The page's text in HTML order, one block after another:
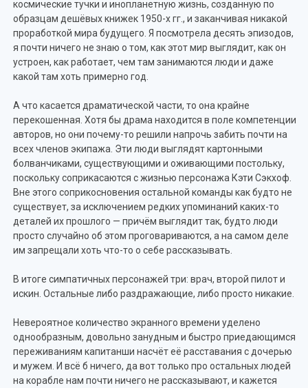
космические тучки и инопланетную жизнь, созданную по
образцам дешёвых книжек 1950-х гг., и заканчивая никакой
проработкой мира будущего. Я посмотрела десять эпизодов,
я почти ничего не знаю о том, как этот мир выглядит, как он
устроен, как работает, чем там занимаются люди и даже
какой там хоть примерно год.
А что касается драматической части, то она крайне
перекошенная. Хотя бы драма находится в поле компетенции
авторов, но они почему-то решили напрочь забить почти на
всех членов экипажа. Эти люди выглядят картонными
болванчиками, существующими и оживающими постольку,
поскольку соприкасаются с жизнью персонажа Кэти Сэкхоф.
Вне этого соприкосновения остальной команды как будто не
существует, за исключением редких упоминаний каких-то
деталей их прошлого — причём выглядит так, будто люди
просто случайно об этом проговариваются, а на самом деле
им запрещали хоть что-то о себе рассказывать.
В итоге симпатичных персонажей три: врач, второй пилот и
искин. Остальные либо раздражающие, либо просто никакие.
Невероятное количество экранного времени уделено
однообразным, довольно занудным и быстро приедающимся
переживаниям капитанши насчёт её расставания с дочерью
и мужем. И всё б ничего, да вот только про остальных людей
на корабле нам почти ничего не рассказывают, и кажется